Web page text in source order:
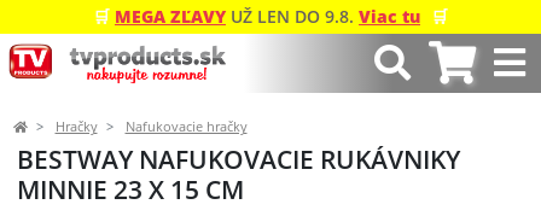
🛒 MEGA ZĽAVY UŽ LEN DO 9.8. Viac tu 🛒
Hračky Nafukovacie hračky
BESTWAY NAFUKOVACIE RUKÁVNIKY
MINNIE 23 X 15 CM